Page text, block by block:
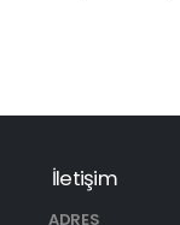
İletişim
ADRES